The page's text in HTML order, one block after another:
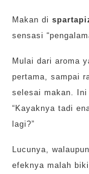
Makan di
sensasi
Mulai dari aroma
pertama, sampai
selesai makan.
“Kayaknya tadi
lagi?”
Lucunya,
efeknya malah